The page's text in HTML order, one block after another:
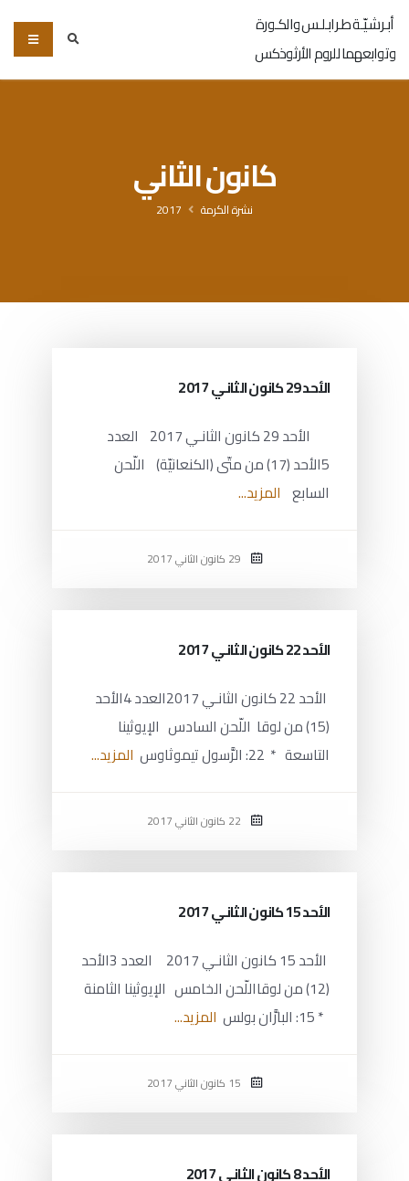
أبـرشـيّـة طـرابـلـس والكـورة
وتوابعهما للروم الأرثوذكس
كانون الثاني
نشرة الكرمة 2017
الأحد 29 كانون الثانـي 2017
الأحد 29 كانون الثانـي 2017 العدد
5الأحد (17) من متّى (الكنعانيّة) اللّحن
السابع المزيد...
الأحد 22 كانون الثانـي 2017
الأحد 22 كانون الثانـي 2017العدد 4الأحد
(15) من لوقا اللّحن السادس الإيوثينا
التاسعة * 22: الرَّسول تيموثاوس
المزيد...
الأحد 15 كانون الثانـي 2017
الأحد 15 كانون الثانـي 2017 العدد 3الأحد
(12) من لوقااللّحن الخامس الإيوثينا الثامنة
* 15: البارَّان بولس
المزيد...
الأحد 8 كانون الثانـي 2017